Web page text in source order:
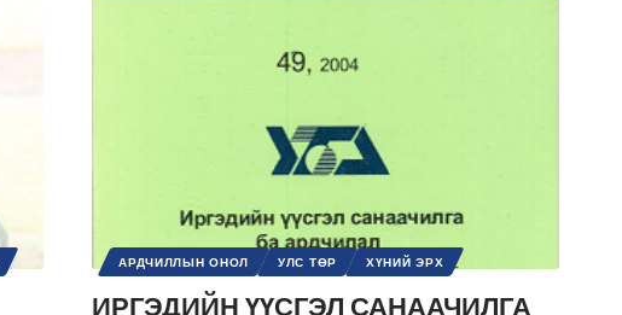
АРДЧИЛЛЫН ОНОЛ УЛС ТӨР
ХҮНИЙ ЭРХ
ШИНЭ ТОЛЬ СЭТГҮҮЛ
ИРГЭДИЙН ҮҮСГЭЛ САНААЧИЛГА